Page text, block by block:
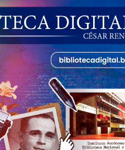
[material gráfico]
la República de Venezuela año
de obras de Modesta Bor